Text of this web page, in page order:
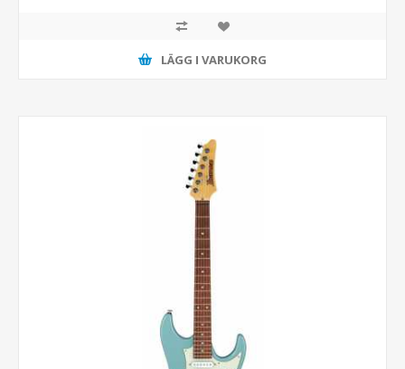
LÄGG I VARUKORG